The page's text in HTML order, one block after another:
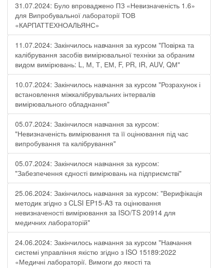
31.07.2024: Було впроваджено ПЗ «Невизначеність 1.6»
для Випробувальної лабораторії ТОВ
«КАРПАТТЕХНОАЛЬЯНС»
11.07.2024: Закінчилось навчання за курсом "Повірка та
калібрування засобів вимірювальної техніки за обраним
видом вимірювань: L, М, Т, ЕМ, F, РR, ІR, АUV, QМ"
10.07.2024: Закінчилось навчання за курсом "Розрахунок і
встановлення міжкалібрувальних інтервалів
вимірювального обладнання"
05.07.2024: Закінчилося навчання за курсом:
"Невизначеність вимірювання та її оцінювання під час
випробування та калібрування"
05.07.2024: Закінчилося навчання за курсом:
"Забезпечення єдності вимірювань на підприємстві"
25.06.2024: Закінчилось навчання за курсом: "Верифікація
методик згідно з CLSI EP15-A3 та оцінювання
невизначеності вимірювання за ISО/TS 20914 для
медичних лабораторій"
24.06.2024: Закінчилось навчання за курсом "Навчання
системі управління якістю згідно з ISO 15189:2022
«Медичні лабораторії. Вимоги до якості та